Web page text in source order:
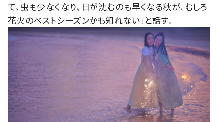
て、虫も少なくなり、日が沈むのも早くなる秋が、むしろ
花火のベストシーズンかも知れない」と話す。